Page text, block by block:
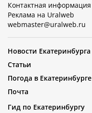
Контактная информация
Реклама на Uralweb
webmaster@uralweb.ru
Новости Екатеринбурга
Статьи
Погода в Екатеринбурге
Почта
Гид по Екатеринбургу